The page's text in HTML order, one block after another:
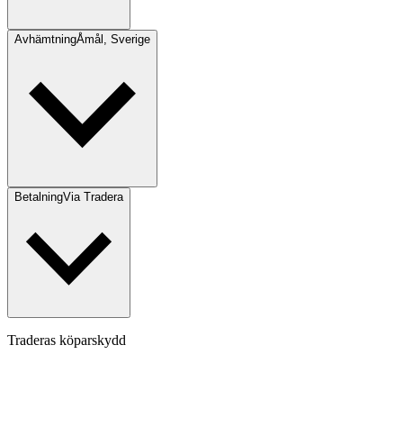
AvhämtningÅmål, Sverige
BetalningVia Tradera
Traderas köparskydd